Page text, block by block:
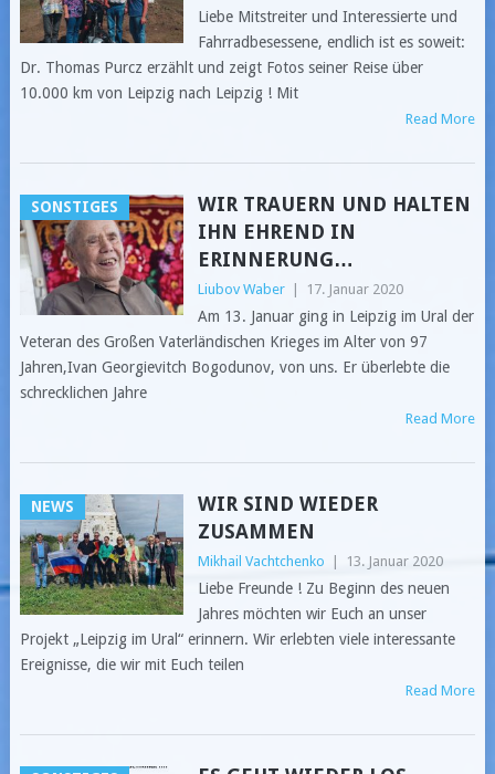
Liebe Mitstreiter und Interessierte und
Fahrradbesessene, endlich ist es soweit:
Dr. Thomas Purcz erzählt und zeigt Fotos seiner Reise über
10.000 km von Leipzig nach Leipzig ! Mit
Read More
SONSTIGES
WIR TRAUERN UND HALTEN
IHN EHREND IN
ERINNERUNG…
Liubov Waber | 17. Januar 2020
Am 13. Januar ging in Leipzig im Ural der
Veteran des Großen Vaterländischen Krieges im Alter von 97
Jahren,Ivan Georgievitch Bogodunov, von uns. Er überlebte die
schrecklichen Jahre
Read More
NEWS
WIR SIND WIEDER
ZUSAMMEN
Mikhail Vachtchenko | 13. Januar 2020
Liebe Freunde ! Zu Beginn des neuen
Jahres möchten wir Euch an unser
Projekt „Leipzig im Ural“ erinnern. Wir erlebten viele interessante
Ereignisse, die wir mit Euch teilen
Read More